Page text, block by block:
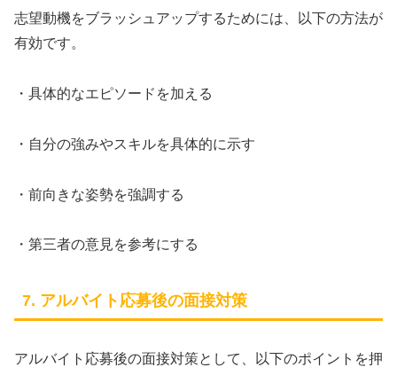
志望動機をブラッシュアップするためには、以下の方法が
有効です。
・具体的なエピソードを加える
・自分の強みやスキルを具体的に示す
・前向きな姿勢を強調する
・第三者の意見を参考にする
7. アルバイト応募後の面接対策
アルバイト応募後の面接対策として、以下のポイントを押